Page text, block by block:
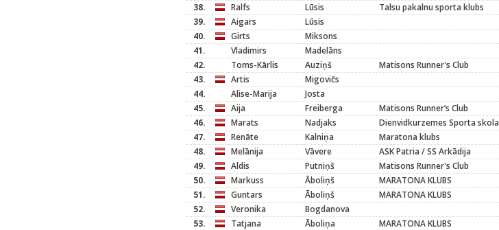
38.
Ralfs Lūsis Talsu pakalnu sporta klubs
39.
Aigars Lūsis
40.
Girts Miksons
41.
Vladimirs Madelāns
42.
Toms-Kārlis Auziņš Matisons Runner's Club
43.
Artis Migovičs
44.
Alise-Marija Josta
45.
Aija Freiberga Matisons Runner’s Club
46.
Marats Nadjaks Dienvidkurzemes Sporta skola
47.
Renāte Kalniņa Maratona klubs
48.
Melānija Vāvere ASK Patria / SS Arkādija
49.
Aldis Putniņš Matisons Runner's Club
50.
Markuss Āboliņš MARATONA KLUBS
51.
Guntars Āboliņš MARATONA KLUBS
52.
Veronika Bogdanova
53.
Tatjana Āboliņa MARATONA KLUBS